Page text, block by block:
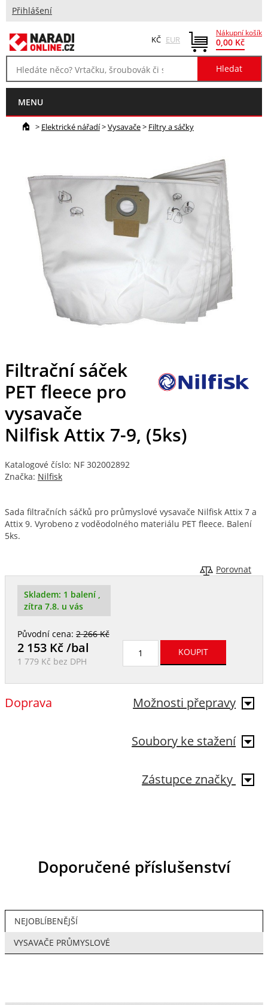
Přihlášení
Nákupní košík
0,00 Kč
KČ EUR
MENU
> Elektrické nářadí>Vysavače> Filtry a sáčky
Filtrační sáček
PET fleece pro
vysavače
Nilfisk Attix 7-9, (5ks)
Katalogové číslo: NF 302002892
Značka: Nilfisk
Sada filtračních sáčků pro průmyslové vysavače Nilfisk Attix 7 a
Attix 9. Vyrobeno z voděodolného materiálu PET fleece. Balení
5ks.
Porovnat
Skladem: 1 balení ,
zítra 7.8. u vás
Původní cena:2 266 Kč
2 153Kč /bal
1 779 Kč bez DPH
Možnosti přepravy
Doprava
Soubory ke stažení
Zástupce značky
Doporučené příslušenství
NEJOBLÍBENĚJŠÍ
VYSAVAČE PRŮMYSLOVÉ